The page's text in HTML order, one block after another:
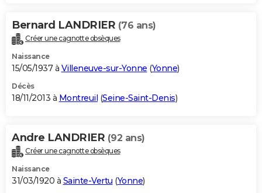
Bernard LANDRIER (76 ans)
Créer une cagnotte obsèques
Naissance
15/05/1937 à Villeneuve-sur-Yonne (Yonne)
Décès
18/11/2013 à Montreuil (Seine-Saint-Denis)
Andre LANDRIER (92 ans)
Créer une cagnotte obsèques
Naissance
31/03/1920 à Sainte-Vertu (Yonne)